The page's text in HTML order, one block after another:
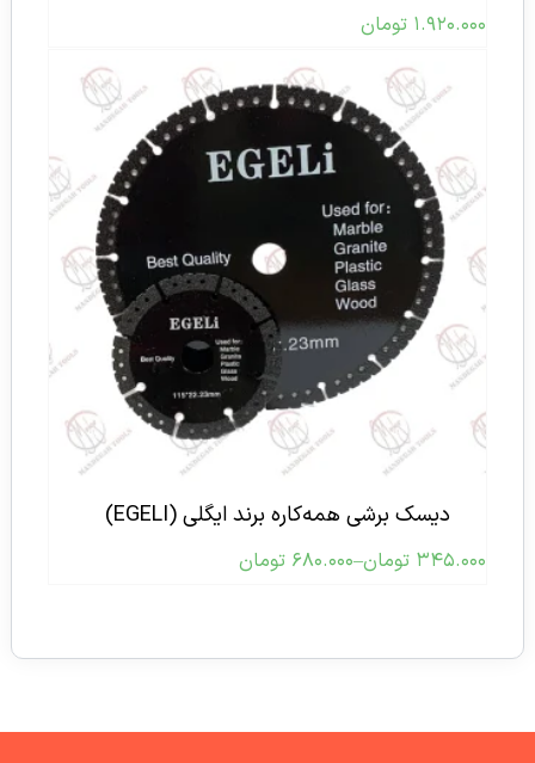
۱.۹۲۰.۰۰۰ تومان
دیسک برشی همه‌کاره برند ایگلی (EGELI)
۳۴۵.۰۰۰ تومان–۶۸۰.۰۰۰ تومان